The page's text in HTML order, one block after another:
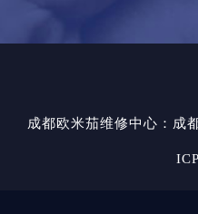
成都欧米茄维修中心 ：成